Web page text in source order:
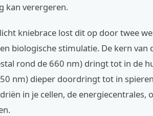
kan verergeren.
kniebrace lost dit op door twee
biologische stimulatie. De kern van
rond de 660 nm) dringt tot in de
nm) dieper doordringt tot in
in je cellen, de energiecentrales,